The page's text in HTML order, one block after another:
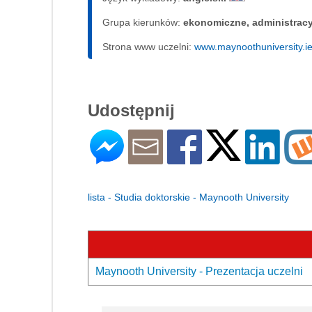
Grupa kierunków: ekonomiczne,
Strona www uczelni:
Udostępnij
lista - Studia doktorskie - Maynooth University
Maynooth University - Prezentacja uczelni